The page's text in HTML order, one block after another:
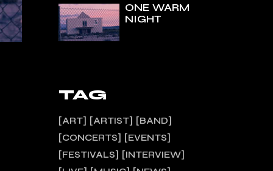
ONE WARM
NIGHT
TAG
ART ARTIST
BAND
CONCERTS
EVENTS
FESTIVALS
INTERVIEW